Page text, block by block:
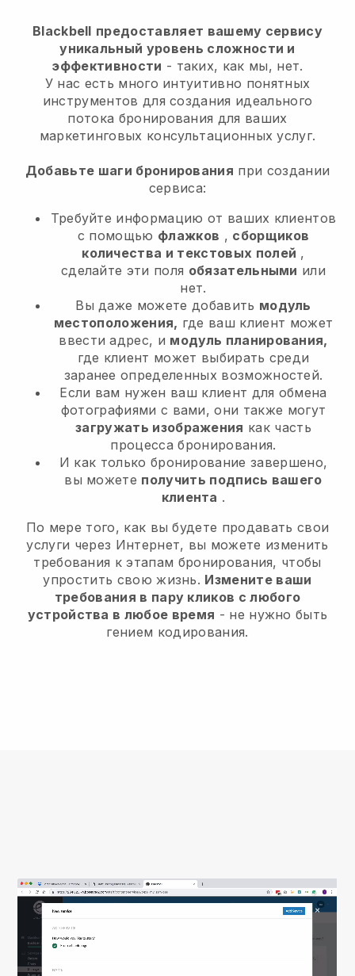
Blackbell предоставляет вашему сервису
уникальный уровень сложности и
эффективности - таких, как мы, нет.
У нас есть много интуитивно понятных
инструментов для создания идеального
потока бронирования для ваших
маркетинговых консультационных услуг.
Добавьте шаги бронирования при создании
сервиса:
Требуйте информацию от ваших клиентов
с помощью флажков , сборщиков
количества и текстовых полей ,
сделайте эти поля обязательными или
нет.
Вы даже можете добавить модуль
местоположения, где ваш клиент может
ввести адрес, и модуль планирования,
где клиент может выбирать среди
заранее определенных возможностей.
Если вам нужен ваш клиент для обмена
фотографиями с вами, они также могут
загружать изображения как часть
процесса бронирования.
И как только бронирование завершено,
вы можете получить подпись вашего
клиента .
По мере того, как вы будете продавать свои
услуги через Интернет, вы можете изменить
требования к этапам бронирования, чтобы
упростить свою жизнь. Измените ваши
требования в пару кликов с любого
устройства в любое время - не нужно быть
гением кодирования.